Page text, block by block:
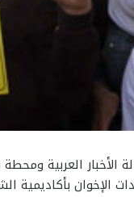
بأكاديمية